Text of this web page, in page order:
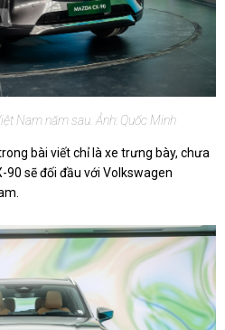
Nam năm sau. Ảnh: Quốc Minh
bài viết chỉ là xe trưng bày, chưa
sẽ đối đầu với Volkswagen